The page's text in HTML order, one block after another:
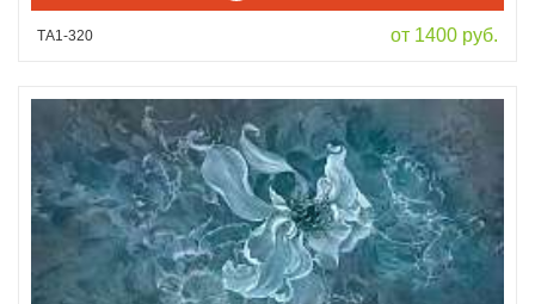
ТА1-320 от 1400 руб.